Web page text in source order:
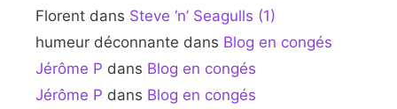
Florent dans Steve ‘n’ Seagulls (1)
humeur déconnante dans Blog en congés
Jérôme P dans Blog en congés
Jérôme P dans Blog en congés